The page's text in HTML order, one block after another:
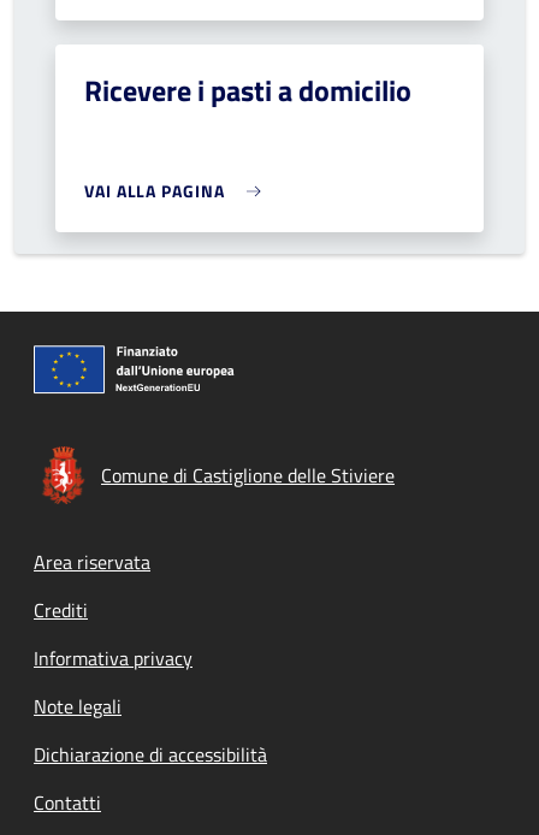
Ricevere i pasti a domicilio
VAI ALLA PAGINA
Comune di Castiglione delle Stiviere
Footer menu
Area riservata
Crediti
Informativa privacy
Note legali
Dichiarazione di accessibilità
Contatti